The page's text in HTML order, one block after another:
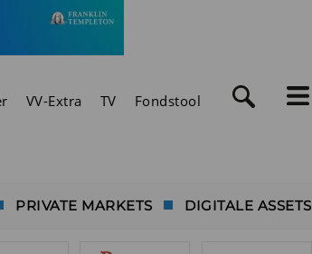
VV-Extra TV Fondstool
PRIVATE MARKETS DIGITALE ASSETS